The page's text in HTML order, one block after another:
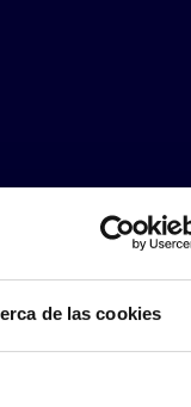
de las cookies